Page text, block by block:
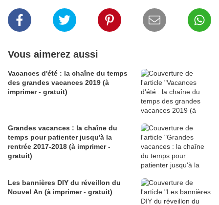
Vous aimerez aussi
Vacances d'été : la chaîne du temps
des grandes vacances 2019 (à
imprimer - gratuit)
Grandes vacances : la chaîne du
temps pour patienter jusqu'à la
rentrée 2017-2018 (à imprimer -
gratuit)
Les bannières DIY du réveillon du
Nouvel An (à imprimer - gratuit)